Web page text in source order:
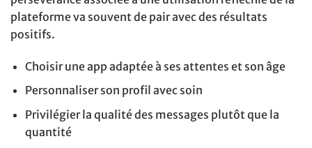
plateforme va souvent de pair avec des résultats
positifs.
Choisir une app adaptée à ses attentes et son âge
Personnaliser son profil avec soin
Privilégier la qualité des messages plutôt que la
quantité